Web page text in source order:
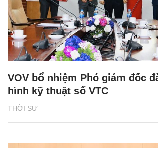
THỜI SỰ
VOV bổ nhiệm Phó giám đốc
hình kỹ thuật số VTC